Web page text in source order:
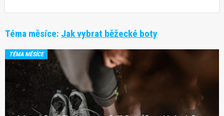
Téma měsíce: Jak vybrat běžecké boty
TÉMA MĚSÍCE